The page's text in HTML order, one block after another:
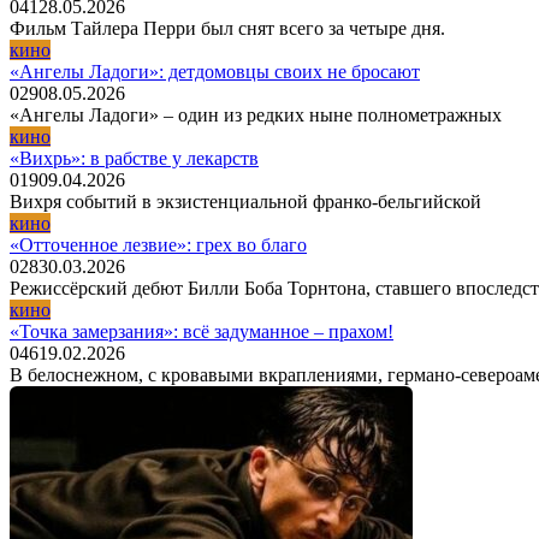
041 28.05.2026
Фильм Тайлера Перри был снят всего за четыре дня.
кино
«Ангелы Ладоги»: детдомовцы своих не бросают
02908.05.2026
«Ангелы Ладоги» – один из редких ныне полнометражных
кино
«Вихрь»: в рабстве у лекарств
01909.04.2026
Вихря событий в экзистенциальной франко-бельгийской
кино
«Отточенное лезвие»: грех во благо
02830.03.2026
Режиссёрский дебют Билли Боба Торнтона, ставшего
кино
«Точка замерзания»: всё задуманное – прахом!
04619.02.2026
В белоснежном, с кровавыми вкраплениями, германо-